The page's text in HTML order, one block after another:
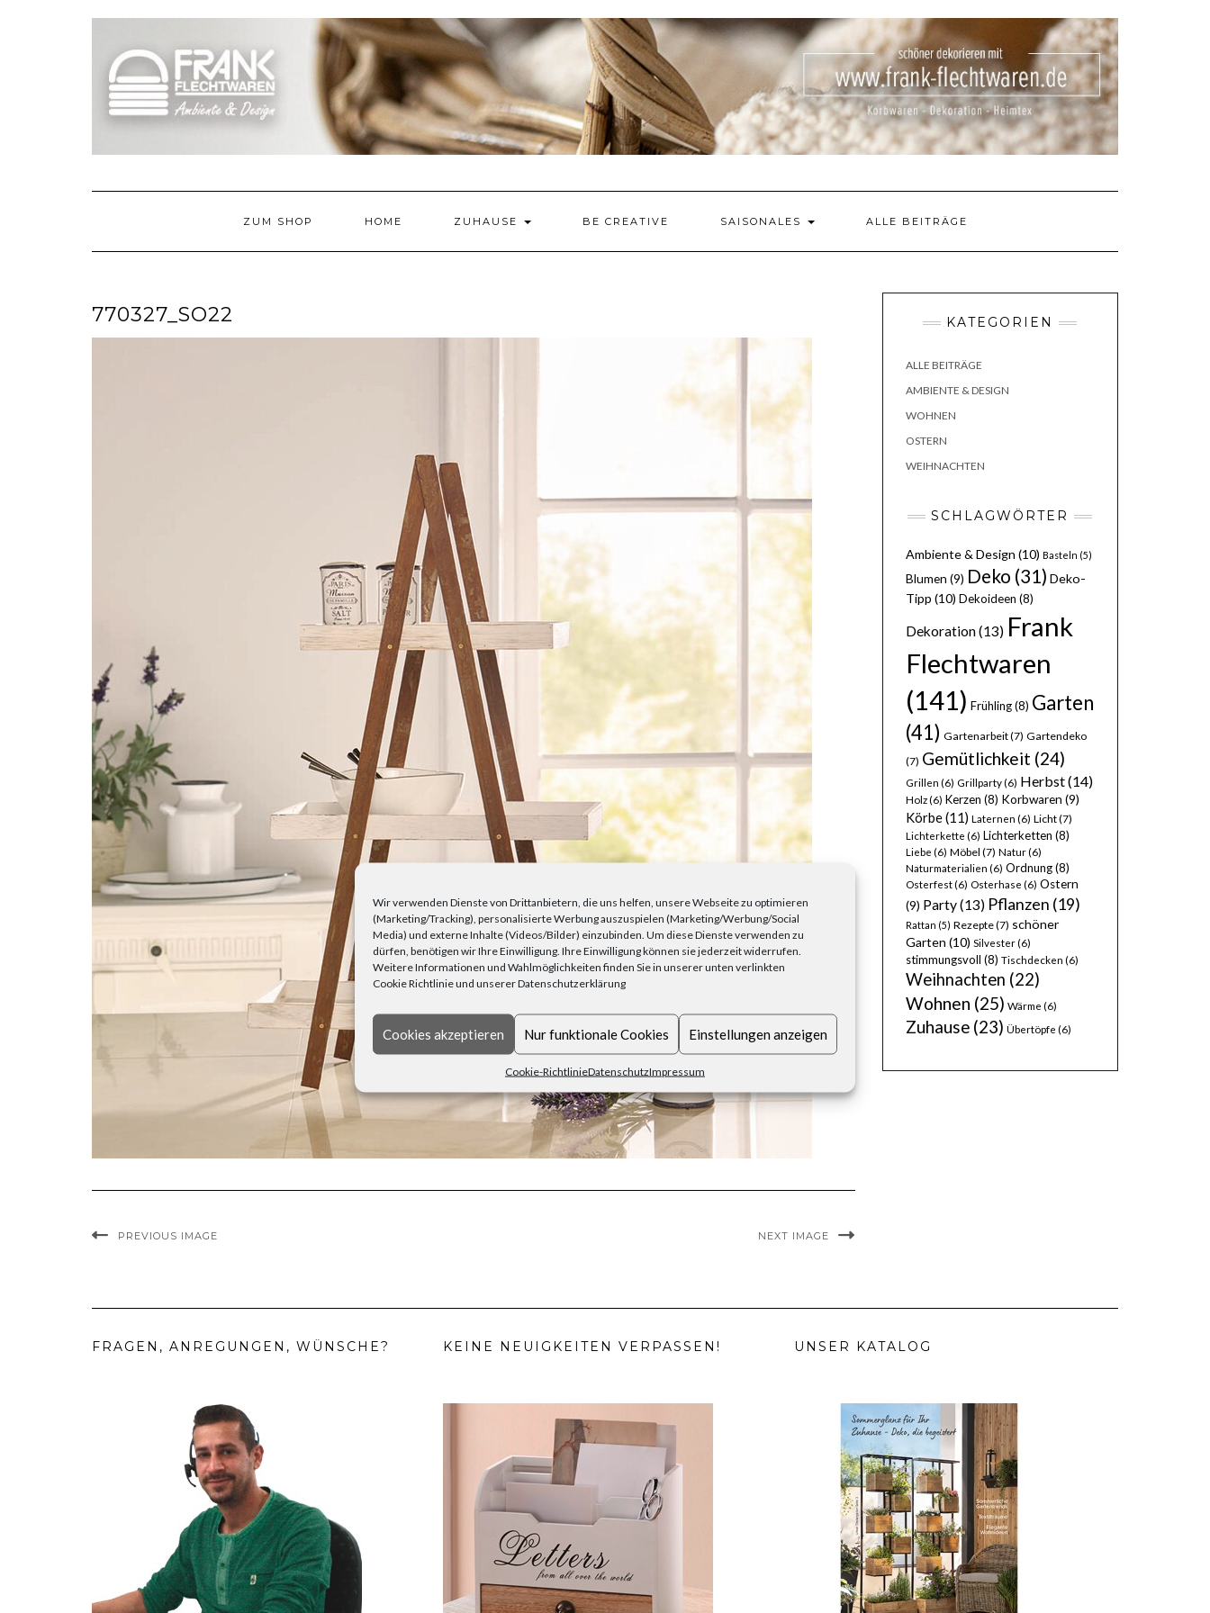
Wir verwenden Dienste von Drittanbietern, die uns helfen, unsere Webseite zu optimieren
(Marketing/Tracking), personalisierte Werbung auszuspielen (Marketing/Werbung/Social
Media) und externe Inhalte (Videos/Bilder) einzubinden. Um diese Dienste verwenden zu
dürfen, benötigen wir Ihre Einwilligung. Ihre Einwilligung können sie jederzeit widerrufen.
Weitere Informationen und Wahlmöglichkeiten finden Sie in unserer unten verlinkten
Cookie Richtlinie und unserer Datenschutzerklärung
Cookies akzeptieren Nur funktionale Cookies Einstellungen anzeigen
Cookie-RichtlinieDatenschutzImpressum
ZUM SHOP HOME ZUHAUSE BE CREATIVE SAISONALES ALLE BEITRÄGE
770327_SO22
PREVIOUS IMAGE NEXT IMAGE
KATEGORIEN
ALLE BEITRÄGE
AMBIENTE & DESIGN
WOHNEN
OSTERN
WEIHNACHTEN
SCHLAGWÖRTER
Ambiente & Design (10) Basteln (5)
Blumen (9) Deko (31) Deko-
Tipp (10) Dekoideen (8)
Dekoration(13) Frank
Flechtwaren
(141) Frühling(8) Garten
(41) Gartenarbeit(7) Gartendeko
(7) Gemütlichkeit (24)
Grillen (6) Grillparty(6) Herbst(14)
Holz(6) Kerzen (8) Korbwaren (9)
Körbe(11) Laternen (6) Licht(7)
Lichterkette (6) Lichterketten (8)
Liebe (6) Möbel (7) Natur(6)
Naturmaterialien (6) Ordnung(8)
Osterfest(6) Osterhase (6) Ostern
(9) Party(13) Pflanzen (19)
Rattan (5) Rezepte(7) schöner
Garten (10) Silvester(6)
stimmungsvoll (8) Tischdecken (6)
Weihnachten (22)
Wohnen (25) Wärme (6)
Zuhause(23) Übertöpfe (6)
FRAGEN, ANREGUNGEN, WÜNSCHE? KEINE NEUIGKEITEN VERPASSEN! UNSER KATALOG